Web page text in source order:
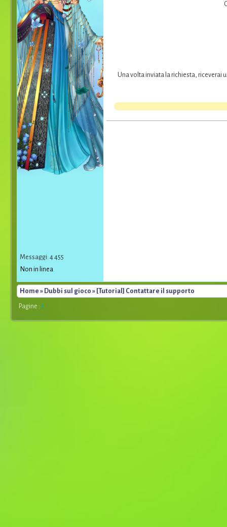
Messaggi: 4 455
Una volta inviata la richiesta, riceverai
Non in linea
Home » Dubbi sul gioco » [Tutorial] Contattare il supporto
Pagine : 1